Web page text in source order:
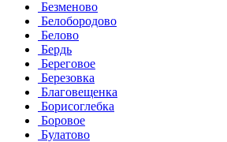
Безменово
Белобородово
Белово
Бердь
Береговое
Березовка
Благовещенка
Борисоглебка
Боровое
Булатово